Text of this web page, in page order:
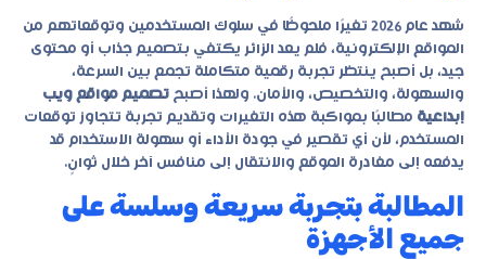
شهد عام 2026 تغيرًا ملحوظًا في سلوك المستخدمين وتوقعاتهم من
المواقع الإلكترونية، فلم يعد الزائر يكتفي بتصميم جذاب أو محتوى
جيد، بل أصبح ينتظر تجربة رقمية متكاملة تجمع بين السرعة،
والسهولة، والتخصيص، والأمان. ولهذا أصبح تصميم مواقع ويب
إبداعية مطالبًا بمواكبة هذه التغيرات وتقديم تجربة تتجاوز توقعات
المستخدم، لأن أي تقصير في جودة الأداء أو سهولة الاستخدام قد
يدفعه إلى مغادرة الموقع والانتقال إلى منافس آخر خلال ثوانٍ.
المطالبة بتجربة سريعة وسلسة على
جميع الأجهزة